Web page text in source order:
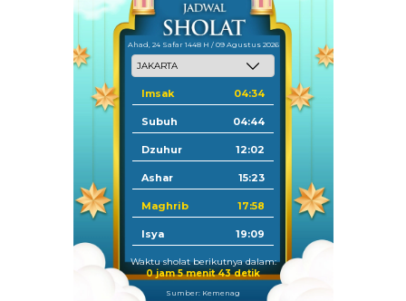
Ahad, 24 Safar 1448 H / 09 Agustus 2026
Imsak 04:34
Subuh 04:44
Dzuhur 12:02
Ashar 15:23
Maghrib 17:58
Isya 19:09
Waktu sholat berikutnya dalam:
0 jam 5 menit 42 detik
Sumber: Kemenag